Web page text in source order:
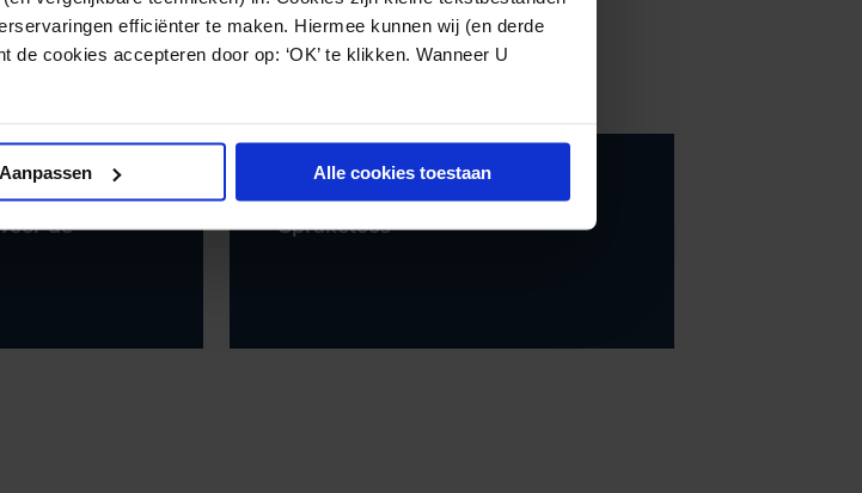
efficiënter te maken. Hiermee kunnen wij (en derde
cookies accepteren door op: ‘OK’ te klikken. Wanneer U
Aanpassen Alle cookies toestaan
de
STRAFRECHT20.09.2019
Sprakeloos